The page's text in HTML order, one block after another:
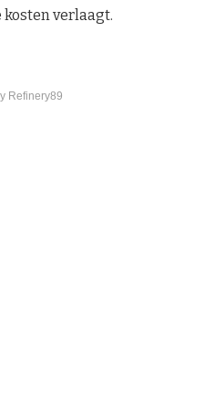
verlaagt.
Refinery89